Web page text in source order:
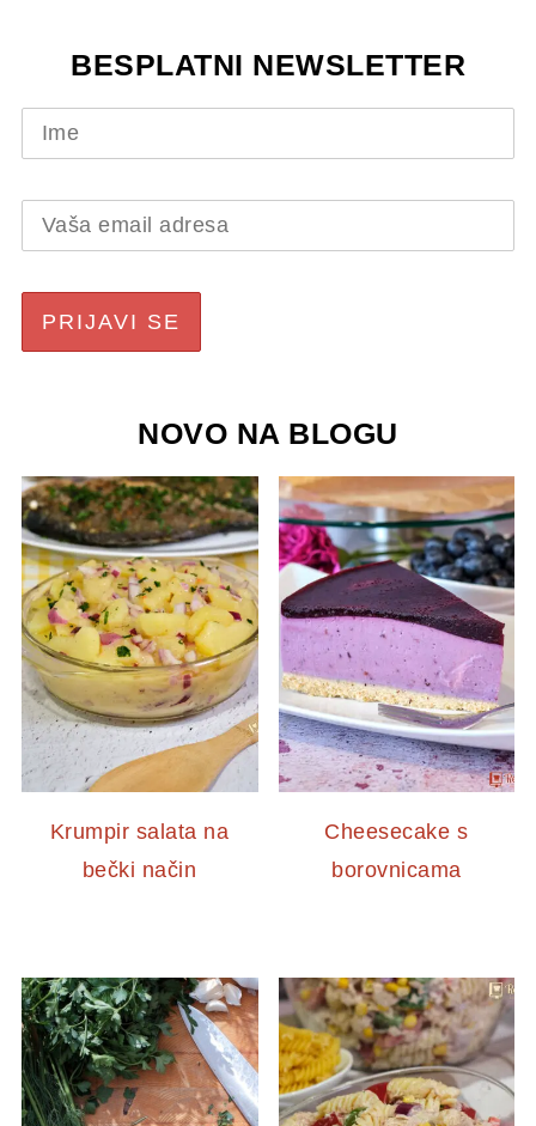
BESPLATNI NEWSLETTER
NOVO NA BLOGU
Krumpir salata na
bečki način
Cheesecake s
borovnicama